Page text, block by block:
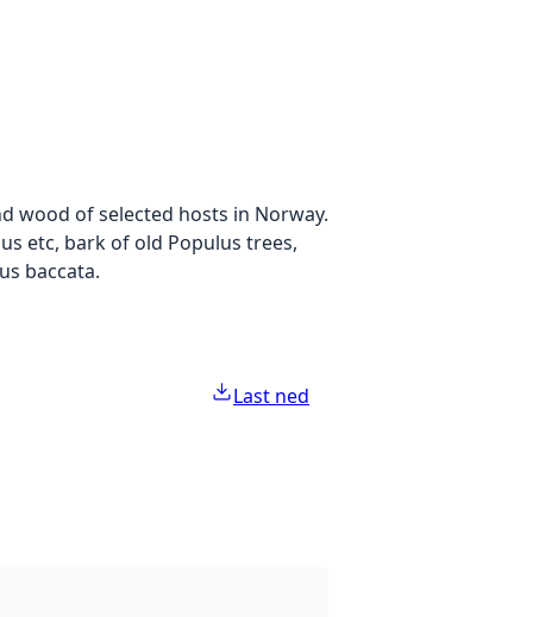
wood of selected hosts in Norway.
etc, bark of old Populus trees,
baccata.
Last ned